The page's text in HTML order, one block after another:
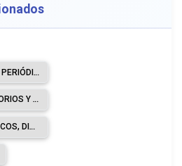
PUBLICACIÓN DE LIBROS, PERIÓDICOS Y OTRAS ACTIVIDADES DE PUBLICACIÓN.
PUBLICACIÓN DE DIRECTORIOS Y DE LISTAS DE CORREO.
PUBLICACIÓN DE PERIÓDICOS, DIARIOS Y REVISTAS.